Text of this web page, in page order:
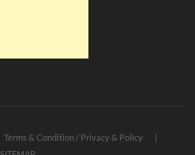
Terms & Condition / Privacy & Policy